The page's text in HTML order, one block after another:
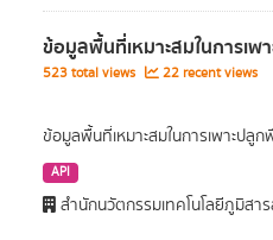
ข้อมูลพื้นที่เหมาะสมในการเ
523 total views 22 recent views
ข้อมูลพื้นที่เหมาะสมในการเพาะปลู
API
สำนักนวัตกรรมเทคโนโลยีภูมิสา